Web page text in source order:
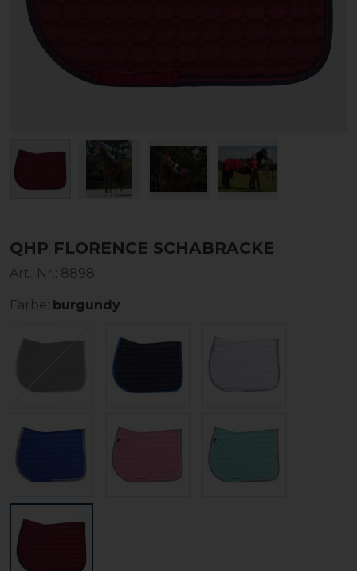
QHP FLORENCE SCHABRACKE
Art.-Nr.: 8898
Farbe: burgundy